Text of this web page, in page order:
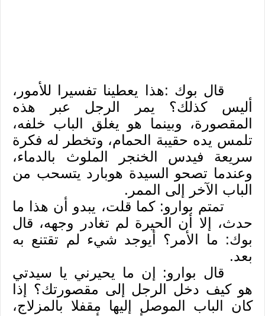
قال بوك :هذا يعطينا تفسيرا للأمور،
أليس كذلك؟ يمر الرجل عبر هذه
المقصورة، وبينما هو يغلق الباب خلفه،
تلمس يده حقيبة الحمام، وتخطر له فكرة
سريعة فيدس الخنجر الملوث بالدماء،
وعندما تصحو السيدة هوبارد يتسحب من
الباب الآخر إلى الممر.
تمتم بوارو: كما قلت، يبدو أن هذا ما
حدث، إلا أن الحيرة لم تغادر وجهه، قال
بوك: ما الأمر؟ أيوجد شيء لم تقتنع به
بعد.
قال بوارو: إن ما يحيرني يا سيدتي
هو كيف دخل الرجل إلى مقصورتك؟ إذا
كان الباب الموصل إليها مقفلا بالمزلاج،